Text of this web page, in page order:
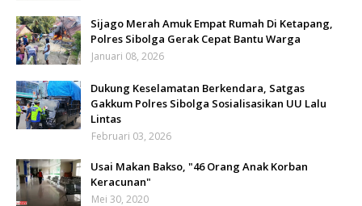
Sijago Merah Amuk Empat Rumah Di Ketapang,
Polres Sibolga Gerak Cepat Bantu Warga
Januari 08, 2026
Dukung Keselamatan Berkendara, Satgas
Gakkum Polres Sibolga Sosialisasikan UU Lalu
Lintas
Februari 03, 2026
Usai Makan Bakso, "46 Orang Anak Korban
Keracunan"
Mei 30, 2020